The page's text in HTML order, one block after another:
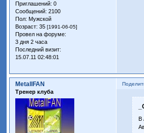
Приглашений: 0
Сообщений: 2100
Пол: Мужской
Возраст: 35[1991-06-05]
Провел на форуме:
3 дня 2 часа
Последний визит:
15.07.11 02:48:01
MetallFAN
Тренер клуба
В